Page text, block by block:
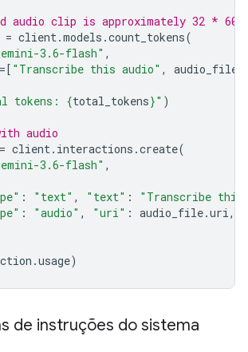
audio clip is approximately 32 * 60
= client.models .count_tokens(
3.6-flash" ,
=[ "Transcribe this audio" , audio_file
tokens: {total_tokens}" )
audio
= client. interactions .create(
3.6-flash" ,
: "text" , "text" :
"Transcribe this
: "audio" , "uri" : audio_file.uri,
.usage)
de instruções do sistema